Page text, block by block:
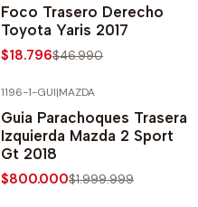
Foco Trasero Derecho
Toyota Yaris 2017
$18.796$46.990
1196-1-GUI|MAZDA
Guia Parachoques Trasera
Izquierda Mazda 2 Sport
Gt 2018
$800.000$1.999.999